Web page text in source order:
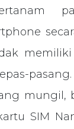
mungil,
SIM